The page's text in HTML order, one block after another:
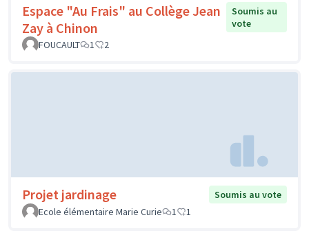
Espace "Au Frais" au Collège Jean
Zay à Chinon
Soumis au
vote
FOUCAULT
1 2
Projet jardinage
Soumis au vote
Ecole élémentaire Marie Curie
1 1